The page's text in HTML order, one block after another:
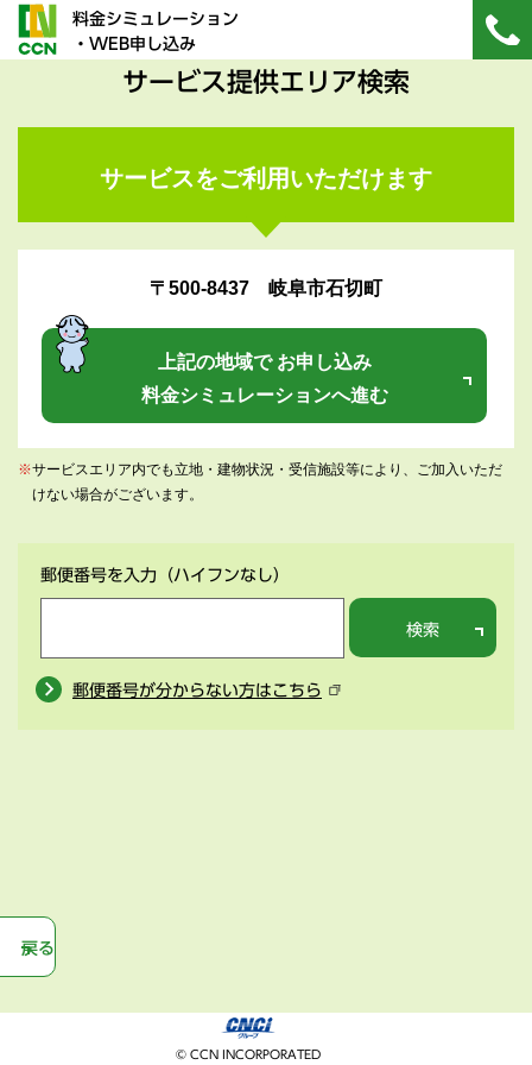
料金シミュレーション
・WEB申し込み
サービス提供エリア検索
サービスをご利用いただけます
〒500-8437 岐阜市石切町
上記の地域で お申し込み
料金シミュレーションへ進む
※サービスエリア内でも立地・建物状況・受信施設等により、ご加入いただ
けない場合がございます。
郵便番号を入力 （ハイフンなし）
検索
郵便番号が分からない方はこちら
戻る
© CCN INCORPORATED